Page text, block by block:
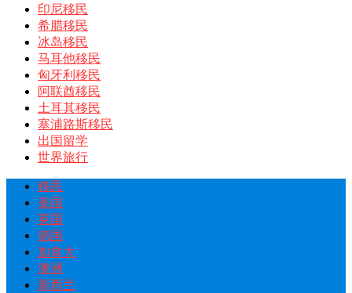
印尼移民
希腊移民
冰岛移民
马耳他移民
匈牙利移民
阿联酋移民
土耳其移民
塞浦路斯移民
出国留学
世界旅行
移民
美国
英国
德国
加拿大
澳洲
新西兰